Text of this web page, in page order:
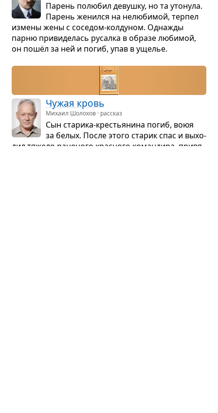
Парень полю­бил девушку, но та уто­нула.
Парень женился на нелю­би­мой, тер­пел
измены жены с сосе­дом-кол­ду­ном. Одна­жды
парню при­ви­де­лась русалка в образе люби­мой,
он пошёл за ней и погиб, упав в уще­лье.
Чужая кровь
Михаил Шолохов · рассказ
Сын ста­рика-кре­стья­нина погиб, воюя
за белых. После этого ста­рик спас и выхо­
дил тяжело ране­ного крас­ного коман­дира, при­вя­